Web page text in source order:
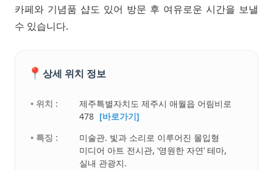
카페와 기념품 샵도 있어 방문 후 여유로운 시간을 보낼
수 있습니다.
📍 상세 위치 정보
• 위치 :
제주특별자치도 제주시 애월읍 어림비로
478 [바로가기]
• 특징 :
미술관. 빛과 소리로 이루어진 몰입형
미디어 아트 전시관, ‘영원한 자연’ 테마,
실내 관광지.